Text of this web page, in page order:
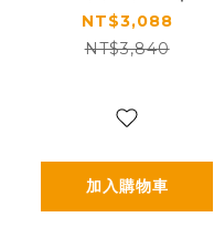
定支持行動力｜
【食技研】德國專
強行動力(專利
入(2.5g*30包*3盒)
NT$3,088
NT$3,840
加入購物車